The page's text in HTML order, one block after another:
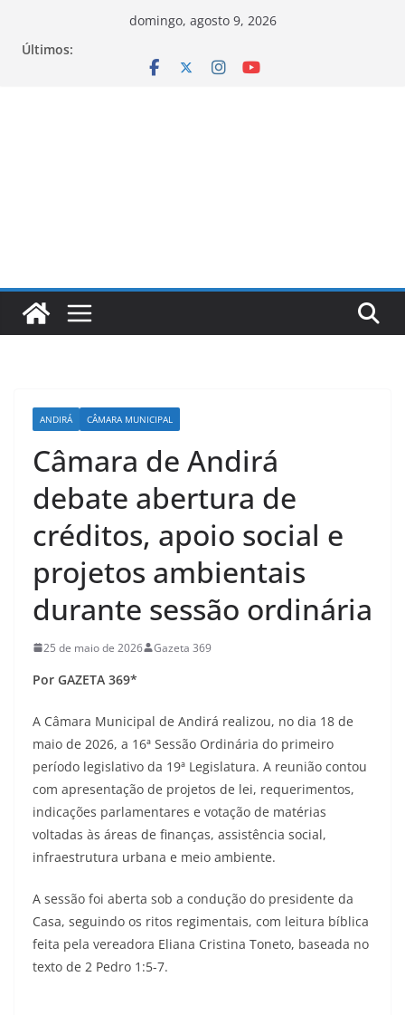
domingo, agosto 9, 2026
Últimos:
ANDIRÁ CÂMARA MUNICIPAL
Câmara de Andirá
debate abertura de
créditos, apoio social e
projetos ambientais
durante sessão ordinária
25 de maio de 2026 Gazeta 369
Por GAZETA 369*
A Câmara Municipal de Andirá realizou, no dia 18 de
maio de 2026, a 16ª Sessão Ordinária do primeiro
período legislativo da 19ª Legislatura. A reunião contou
com apresentação de projetos de lei, requerimentos,
indicações parlamentares e votação de matérias
voltadas às áreas de finanças, assistência social,
infraestrutura urbana e meio ambiente.
A sessão foi aberta sob a condução do presidente da
Casa, seguindo os ritos regimentais, com leitura bíblica
feita pela vereadora Eliana Cristina Toneto, baseada no
texto de 2 Pedro 1:5-7.